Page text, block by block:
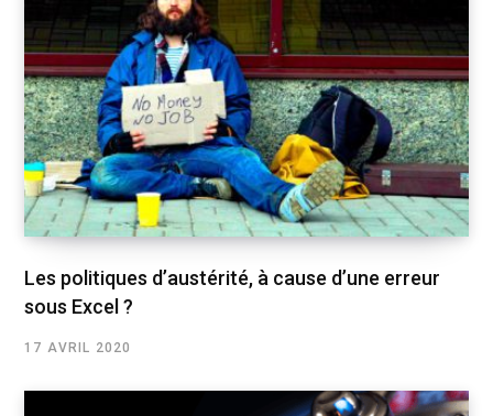
Les politiques d’austérité, à cause d’une erreur
sous Excel ?
17 AVRIL 2020